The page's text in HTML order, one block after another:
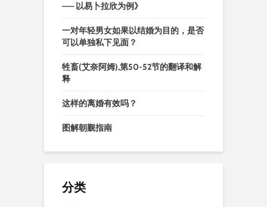
—— 以易卜拉欣为例》
一对年轻男女如果以结婚为目的，是否
可以单独私下见面？
牲畜(艾奈阿姆),第50-52节的翻译和解
释
这样的离婚有效吗？
图解朝觐指南
分类